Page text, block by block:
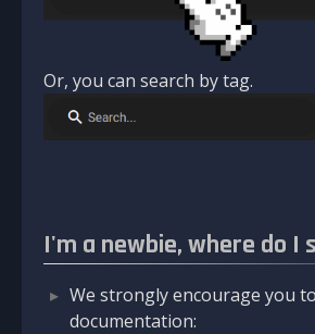
Or, you can search by tag.
I'm a newbie, where do I
We strongly encourage you
documentation: